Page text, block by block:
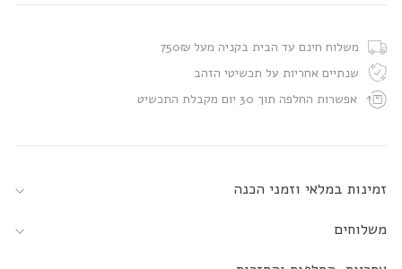
משלוח חינם עד הבית בקניה מעל 750₪
שנתיים אחריות על תכשיטי הזהב
אפשרות החלפה תוך 30 יום מקבלת התכשיט
זמינות במלאי וזמני הכנה
משלוחים